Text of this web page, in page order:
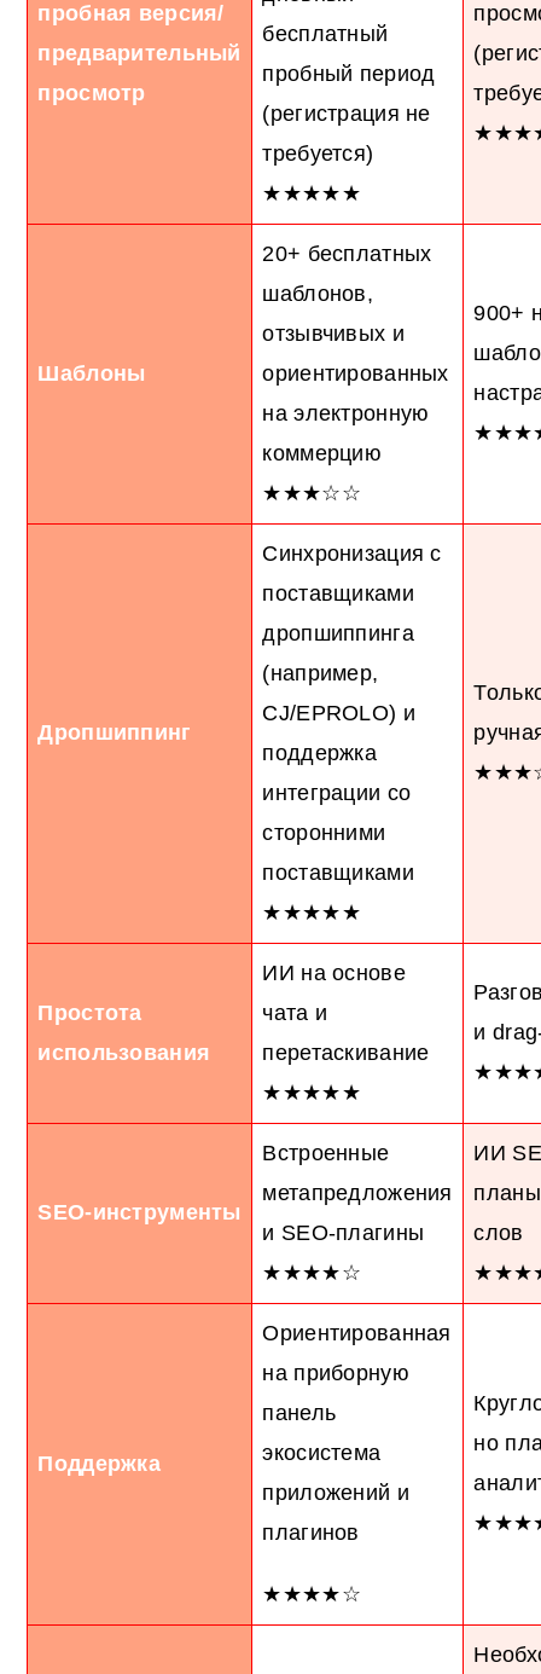
пробная версия/
предварительный
просмотр
бесплатный
пробный период
(регистрация не
требуется)
★★★★★
Шаблоны
20+ бесплатных
шаблонов,
отзывчивых и
ориентированных
на электронную
коммерцию
★★★☆☆
900+
Дропшиппинг
Синхронизация с
поставщиками
дропшиппинга
(например,
CJ/EPROLO) и
поддержка
интеграции со
сторонними
поставщиками
★★★★★
Простота
использования
ИИ на основе
чата и
перетаскивание
★★★★★
и
SEO-инструменты
Встроенные
метапредложения
и SEO-плагины
★★★★☆
ИИ
слов
Поддержка
Ориентированная
на приборную
панель
экосистема
приложений и
плагинов
★★★★☆
но